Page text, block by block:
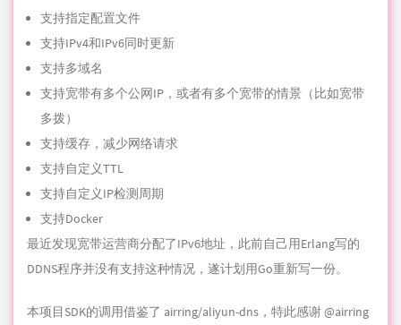
支持指定配置文件
支持IPv4和IPv6同时更新
支持多域名
支持宽带有多个公网IP，或者有多个宽带的情景（比如宽带
多拨）
支持缓存，减少网络请求
支持自定义TTL
支持自定义IP检测周期
支持Docker
最近发现宽带运营商分配了IPv6地址，此前自己用Erlang写的
DDNS程序并没有支持这种情况，遂计划用Go重新写一份。
本项目SDK的调用借鉴了 airring/aliyun-dns ，特此感谢 @airring